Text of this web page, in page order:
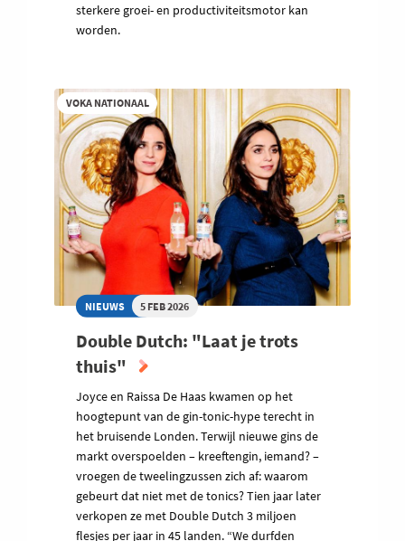
sterkere groei- en productiviteitsmotor kan
worden.
VOKA NATIONAAL
NIEUWS 5 FEB 2026
Double Dutch: "Laat je trots
thuis"
Joyce en Raissa De Haas kwamen op het
hoogtepunt van de gin-tonic-hype terecht in
het bruisende Londen. Terwijl nieuwe gins de
markt overspoelden – kreeftengin, iemand? –
vroegen de tweelingzussen zich af: waarom
gebeurt dat niet met de tonics? Tien jaar later
verkopen ze met Double Dutch 3 miljoen
flesjes per jaar in 45 landen. “We durfden